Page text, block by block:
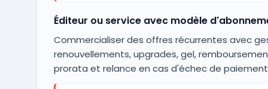
Éditeur ou service avec modèle
Commercialiser des offres récurrentes avec
renouvellements, upgrades, gel,
prorata et relance en cas d'échec de